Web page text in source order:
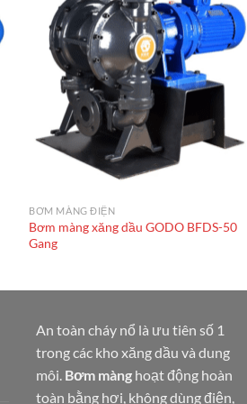
BƠM MÀNG ĐIỆN
Bơm màng xăng dầu GODO BFDS-50
Gang
An toàn cháy nổ là ưu tiên số 1
trong các kho xăng dầu và dung
môi. Bơm màng hoạt động hoàn
toàn bằng hơi, không dùng điện,